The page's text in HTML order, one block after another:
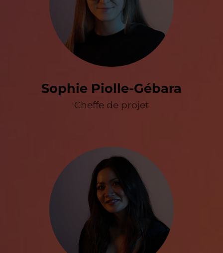
Sophie Piolle-Gébara
Cheffe de projet